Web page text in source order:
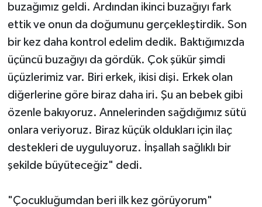
buzağımız geldi. Ardından ikinci buzağıyı fark
ettik ve onun da doğumunu gerçekleştirdik. Son
bir kez daha kontrol edelim dedik. Baktığımızda
üçüncü buzağıyı da gördük. Çok şükür şimdi
üçüzlerimiz var. Biri erkek, ikisi dişi. Erkek olan
diğerlerine göre biraz daha iri. Şu an bebek gibi
özenle bakıyoruz. Annelerinden sağdığımız sütü
onlara veriyoruz. Biraz küçük oldukları için ilaç
destekleri de uyguluyoruz. İnşallah sağlıklı bir
şekilde büyüteceğiz" dedi.
"Çocukluğumdan beri ilk kez görüyorum"